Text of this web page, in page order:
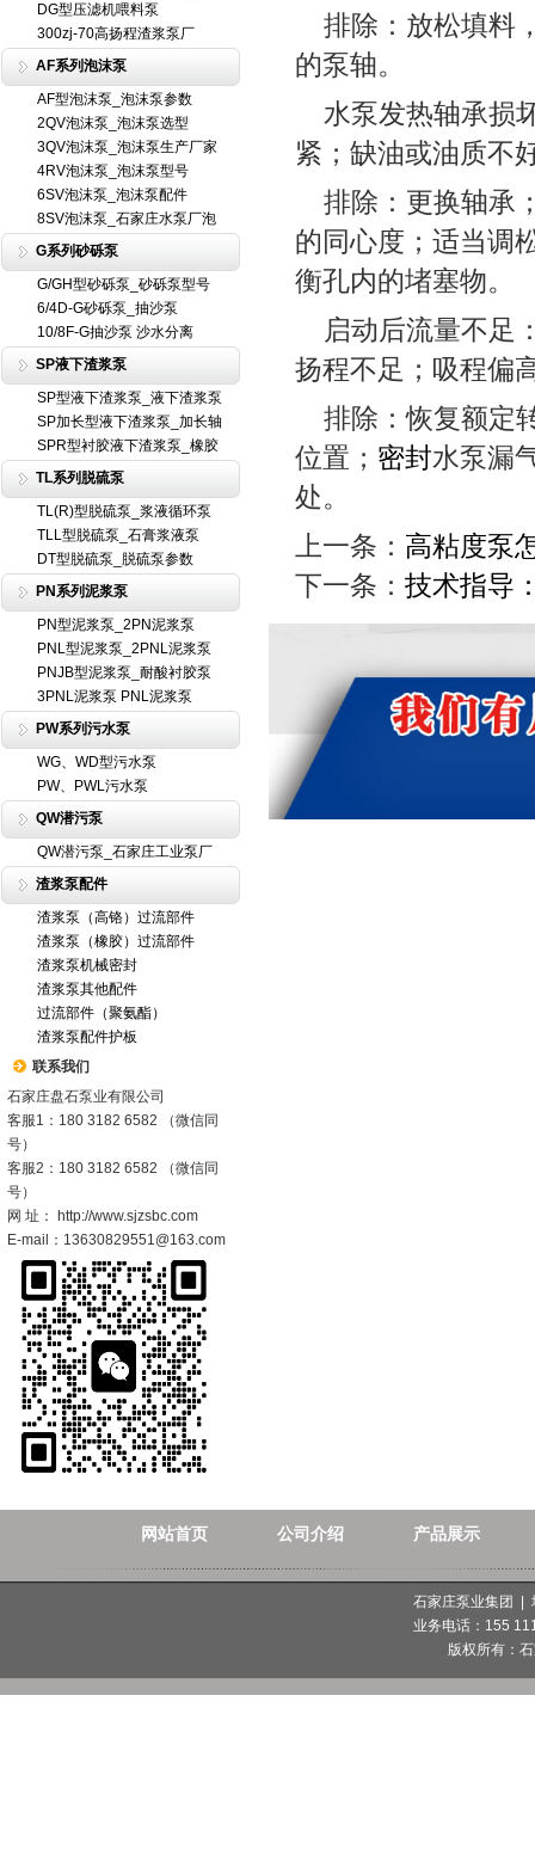
DG型压滤机喂料泵
300zj-70高扬程渣浆泵厂
AF系列泡沫泵
AF型泡沫泵_泡沫泵参数
2QV泡沫泵_泡沫泵选型
3QV泡沫泵_泡沫泵生产厂家
4RV泡沫泵_泡沫泵型号
6SV泡沫泵_泡沫泵配件
8SV泡沫泵_石家庄水泵厂泡
G系列砂砾泵
G/GH型砂砾泵_砂砾泵型号
6/4D-G砂砾泵_抽沙泵
10/8F-G抽沙泵 沙水分离
SP液下渣浆泵
SP型液下渣浆泵_液下渣浆泵
SP加长型液下渣浆泵_加长轴
SPR型衬胶液下渣浆泵_橡胶
TL系列脱硫泵
TL(R)型脱硫泵_浆液循环泵
TLL型脱硫泵_石膏浆液泵
DT型脱硫泵_脱硫泵参数
PN系列泥浆泵
PN型泥浆泵_2PN泥浆泵
PNL型泥浆泵_2PNL泥浆泵
PNJB型泥浆泵_耐酸衬胶泵
3PNL泥浆泵 PNL泥浆泵
PW系列污水泵
WG、WD型污水泵
PW、PWL污水泵
QW潜污泵
QW潜污泵_石家庄工业泵厂
渣浆泵配件
渣浆泵（高铬）过流部件
渣浆泵（橡胶）过流部件
渣浆泵机械密封
渣浆泵其他配件
过流部件（聚氨酯）
渣浆泵配件护板
联系我们
石家庄盘石泵业有限公司
客服1：180 3182 6582 （微信同
号）
客服2：180 3182 6582 （微信同
号）
网 址： http://www.sjzsbc.com
E-mail：13630829551@163.com
排除：放松填料
的泵轴。
水泵发热轴承损
紧；缺油或油质不
排除：更换轴承
的同心度；适当调
衡孔内的堵塞物。
启动后流量不足
扬程不足；吸程偏
排除：恢复额定
位置； 密封水泵漏
处。
上一条： 高粘度泵
下一条： 技术指导
网站首页 公司介绍 产品展示
石家庄泵业集团 |
业务电话：155
版权所有：